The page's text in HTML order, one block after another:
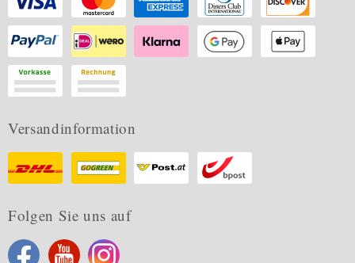
Versandinformation
Folgen Sie uns auf